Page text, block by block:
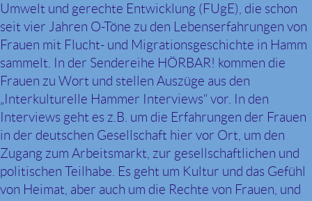
Umwelt und gerechte Entwicklung (FUgE), die schon
seit vier Jahren O-Töne zu den Lebenserfahrungen von
Frauen mit Flucht- und Migrationsgeschichte in Hamm
sammelt. In der Sendereihe HÖRBAR! kommen die
Frauen zu Wort und stellen Auszüge aus den
„Interkulturelle Hammer Interviews“ vor. In den
Interviews geht es z.B. um die Erfahrungen der Frauen
in der deutschen Gesellschaft hier vor Ort, um den
Zugang zum Arbeitsmarkt, zur gesellschaftlichen und
politischen Teilhabe. Es geht um Kultur und das Gefühl
von Heimat, aber auch um die Rechte von Frauen, und